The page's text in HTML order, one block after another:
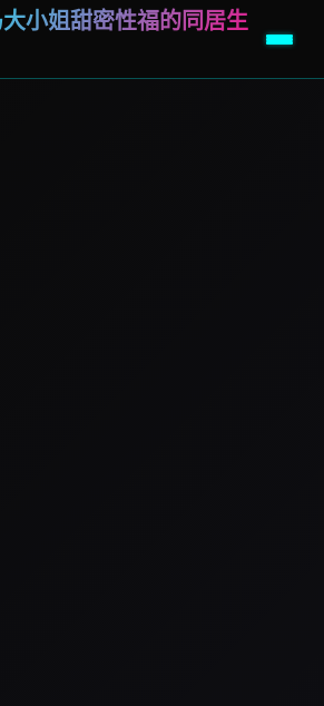
小姐甜密性福的同居生